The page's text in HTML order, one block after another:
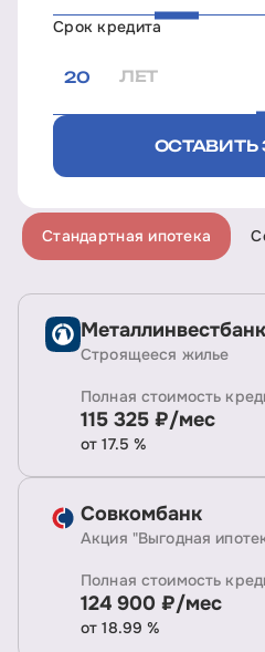
Срок кредита
ЛЕТ
ОСТАВИТЬ
Стандартная ипотека
Металлинвестбанк
Строящееся жилье
Полная стоимость
115 325 ₽/мес
от 17.5 %
Совкомбанк
Акция "Выгодная
Полная стоимость
124 900 ₽/мес
от 18.99 %